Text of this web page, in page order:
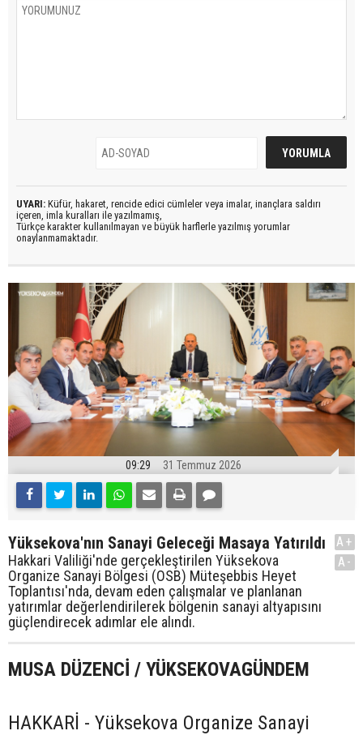
UYARI: Küfür, hakaret, rencide edici cümleler veya imalar, inançlara saldırı
içeren, imla kuralları ile yazılmamış,
Türkçe karakter kullanılmayan ve büyük harflerle yazılmış yorumlar
onaylanmamaktadır.
09:29 31 Temmuz 2026
Yüksekova'nın Sanayi Geleceği Masaya Yatırıldı
Hakkari Valiliği'nde gerçekleştirilen Yüksekova
Organize Sanayi Bölgesi (OSB) Müteşebbis Heyet
Toplantısı'nda, devam eden çalışmalar ve planlanan
yatırımlar değerlendirilerek bölgenin sanayi altyapısını
güçlendirecek adımlar ele alındı.
A+
A-
MUSA DÜZENCİ / YÜKSEKOVAGÜNDEM
HAKKARİ - Yüksekova Organize Sanayi